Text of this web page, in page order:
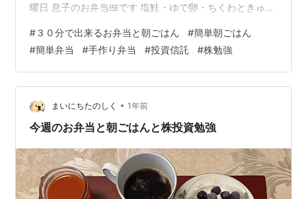
曜日 息子のお弁当🍱です 塩鮭・ゆで卵・ちくわときゅう
ターロールパン・オニオンスープ・野菜ジュース・コー
ヒー 火曜日 秋分の日の朝ごはんです クロワッサンジャ
ムサンド・豆乳バナナジュース・手作りヨーグルトにハ
チミツとブルーベリー・コーヒー 先週の土曜日に築地本
願寺でお彼岸のお参りを済ませていましたが、近くの病
院に友…
#３０分で出来るお弁当と朝ごはん #簡単朝ごはん
#簡単弁当 #手作り弁当 #投資信託 #株勉強
まいにちたのしく • 1年前
今週のお弁当と朝ごはんと株投資勉強